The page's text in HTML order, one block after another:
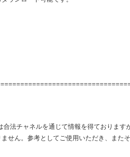
法チャネルを通じて情報を得ております
せん。参考としてご使用いただき、また